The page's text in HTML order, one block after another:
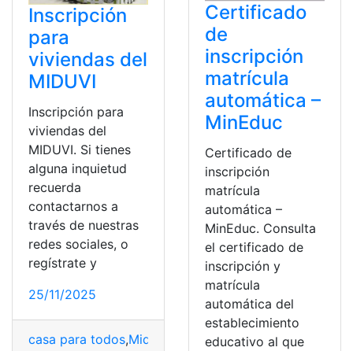
Inscripción
para
viviendas del
MIDUVI
Inscripción para
viviendas del
MIDUVI. Si tienes
alguna inquietud
recuerda
contactarnos a
través de nuestras
redes sociales, o
regístrate y
25/11/2025
casa para todos,Miduvi Proyectos,Vivienda
Certificado
de
inscripción
matrícula
automática –
MinEduc
Certificado de
inscripción
matrícula
automática –
MinEduc. Consulta
el certificado de
inscripción y
matrícula
automática del
establecimiento
educativo al que